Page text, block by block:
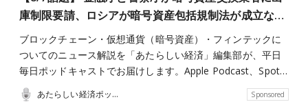
庫制限要請、ロシアが暗号資産包括規制法が成立な…
ブロックチェーン・仮想通貨（暗号資産）・フィンテックに
ついてのニュース解説を「あたらしい経済」編集部が、平日
毎日ポッドキャストでお届けします。Apple Podcast、Spot…
あたらしい経済ポッドキャスト Sponsored